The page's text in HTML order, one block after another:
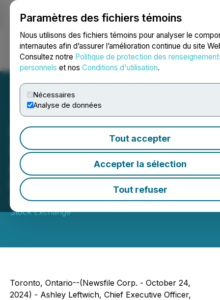
Paramètres des fichiers témoins
Nous utilisons des fichiers témoins pour analyser le
internautes afin d’assurer l’amélioration continue du site
Consultez notre Politique de protection des
personnels et nos Conditions d'utilisation.
Nécessaires
Analyse de données
Tout accepter
Accepter la sélection
Tout refuser
Ouvrir une session Recherche English
Rock The Street, Wall
Street - Canadian Bankers
Association Closes the
Market
October 24, 2024 4:42 PM EDT | Source:Toronto
Stock Exchange
Toronto, Ontario--(Newsfile Corp. - October 24,
2024) - Ashley Leftwich, Chief Executive Officer,